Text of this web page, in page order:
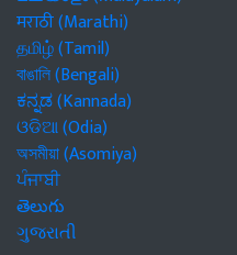
मराठी (Marathi)
தமிழ் (Tamil)
বাঙালি (Bengali)
ಕನ್ನಡ (Kannada)
ଓଡିଆ (Odia)
অসমীয়া (Asomiya)
ਪੰਜਾਬੀ
తెలుగు
ગુજરાતી